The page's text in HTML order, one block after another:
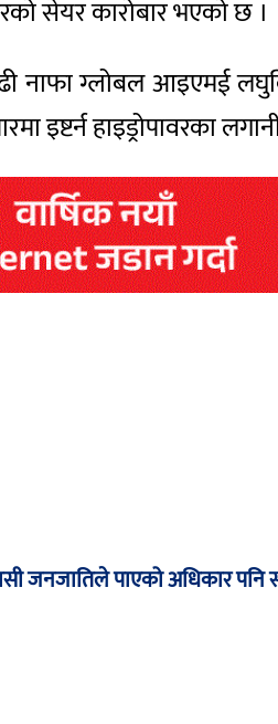
सेयर कारोबार भएको छ ।
नाफा ग्लोबल आइएमई
इष्टर्न हाइड्रोपावरका
जनजातिले पाएको अधिकार